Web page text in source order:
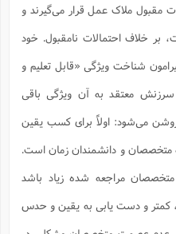
مقبول ملاک عمل قرار می‌گیرند و
خلاف احتمالات نامقبول. خود
شناخت ویژگی «قابل تعلیم و
سرزنش معتقد به آن ویژگی باقی
می‌شود: اولاً برای کسب یقین
متخصصان و دانشمندان زمان است.
مراجعه شده زیاد باشد
کمتر و دست یابی به یقین و حدس